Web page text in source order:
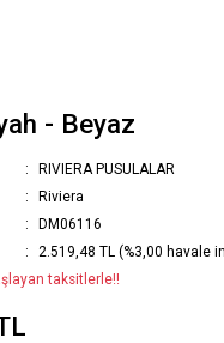
- Beyaz
RIVIERA PUSULALAR
Riviera
DM06116
2.519,48 TL (%3,00 havale
taksitlerle!!